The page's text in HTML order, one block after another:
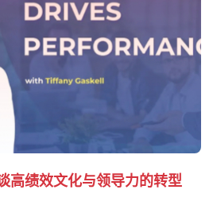
高绩效文化与领导力的转型